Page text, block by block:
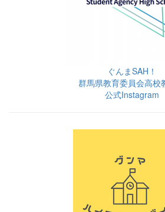
ぐんまSAH！
群馬県教育委員会高校
公式Instagram